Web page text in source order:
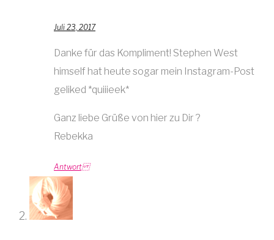
Juli 23, 2017
Danke für das Kompliment! Stephen West
himself hat heute sogar mein Instagram-Post
geliked *quiiieek*
Ganz liebe Grüße von hier zu Dir ?
Rebekka
Antwort